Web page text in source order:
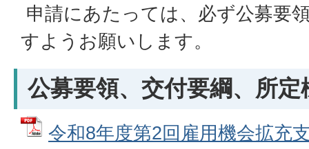
申請にあたっては、必ず公募要
すようお願いします。
公募要領、交付要綱、所定
令和8年度第2回雇用機会拡充